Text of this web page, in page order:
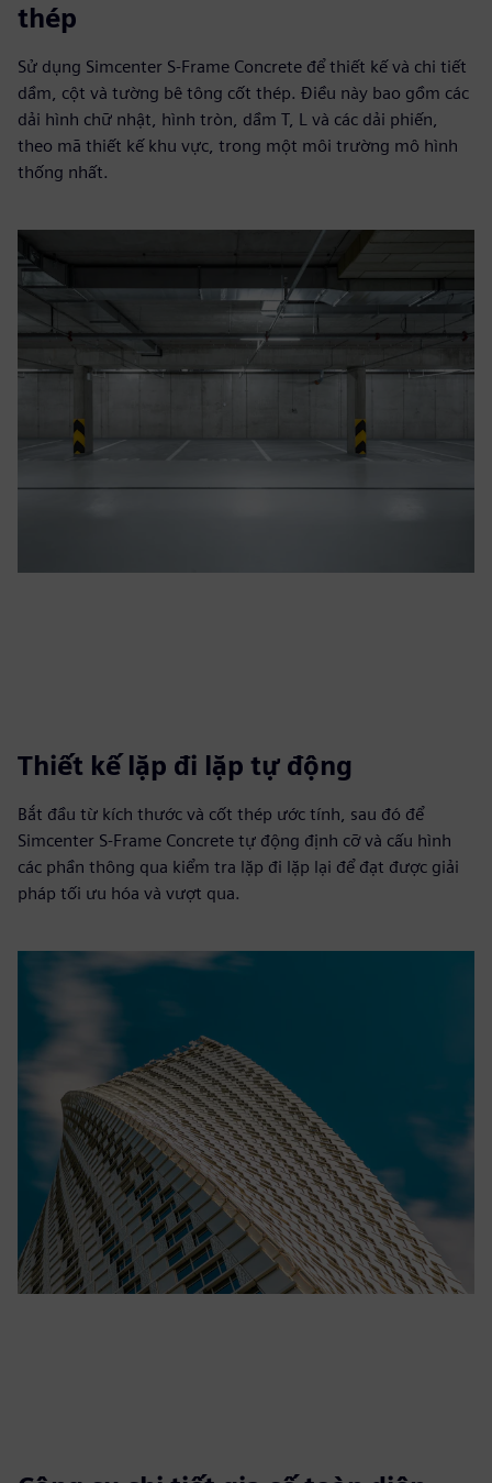
thép
Sử dụng Simcenter S-Frame Concrete để thiết kế và chi tiết
dầm, cột và tường bê tông cốt thép. Điều này bao gồm các
dải hình chữ nhật, hình tròn, dầm T, L và các dải phiến,
theo mã thiết kế khu vực, trong một môi trường mô hình
thống nhất.
Thiết kế lặp đi lặp tự động
Bắt đầu từ kích thước và cốt thép ước tính, sau đó để
Simcenter S-Frame Concrete tự động định cỡ và cấu hình
các phần thông qua kiểm tra lặp đi lặp lại để đạt được giải
pháp tối ưu hóa và vượt qua.